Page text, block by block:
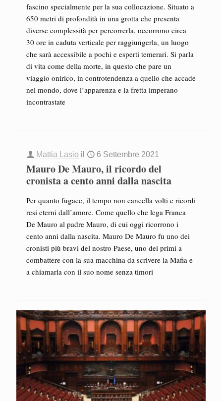
fascino specialmente per la sua collocazione. Situato a
650 metri di profondità in una grotta che presenta
diverse complessità per percorrerla, occorrono circa
30 ore in caduta verticale per raggiungerla, un luogo
che sarà accessibile a pochi e esperti temerari. Si parla
di vita come della morte, in questo che pare un
viaggio onirico, in controtendenza a quello che accade
nel mondo, dove l’apparenza e la fretta imperano
incontrastate
Mattia Lasio il 6 Settembre 2021
Mauro De Mauro, il ricordo del
cronista a cento anni dalla nascita
Per quanto fugace, il tempo non cancella volti e ricordi
resi eterni dall’amore. Come quello che lega Franca
De Mauro al padre Mauro, di cui oggi ricorrono i
cento anni dalla nascita. Mauro De Mauro fu uno dei
cronisti più bravi del nostro Paese, uno dei primi a
combattere con la sua macchina da scrivere la Mafia e
a chiamarla con il suo nome senza timori